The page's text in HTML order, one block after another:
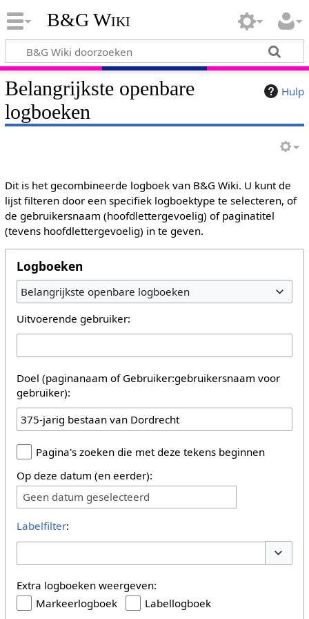
B&G Wiki
Hulp
Belangrijkste openbare
logboeken
Dit is het gecombineerde logboek van B&G Wiki. U kunt de
lijst filteren door een specifiek logboektype te selecteren, of
de gebruikersnaam (hoofdlettergevoelig) of paginatitel
(tevens hoofdlettergevoelig) in te geven.
Logboeken
Belangrijkste openbare logboeken
Uitvoerende gebruiker:
Doel (paginanaam of Gebruiker:gebruikersnaam voor
gebruiker):
Pagina's zoeken die met deze tekens beginnen
Op deze datum (en eerder):
Geen datum geselecteerd
Labelfilter:
Extra logboeken weergeven:
Markeerlogboek
Labellogboek